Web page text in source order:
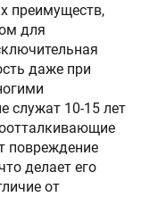
преимуществ,
для
даже при
служат 10-15 лет
повреждение
делает его
от